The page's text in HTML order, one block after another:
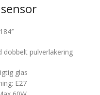
pulverlakering
glas
E27